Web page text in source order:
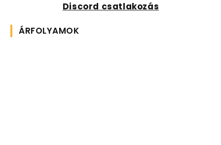
Discord csatlakozás
ÁRFOLYAMOK